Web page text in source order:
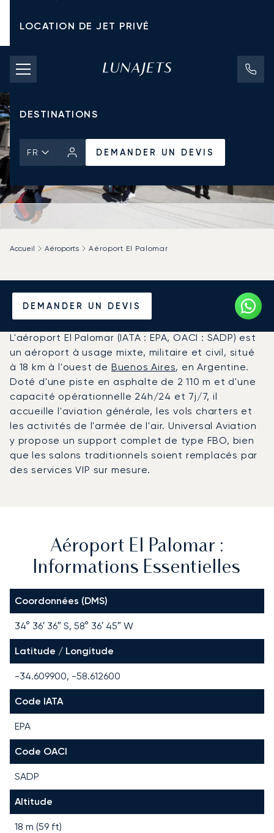
LOCATION DE JET PRIVÉ
TARIFS D'AFFRÈTEMENT
JETS PRIVÉS
DESTINATIONS
FR DEMANDER UN DEVIS
DEMANDER UN DEVIS
Accueil Aéroports Aéroport El Palomar
Louer un Jet Privé de/vers
l'Aéroport El Palomar
L'aéroport El Palomar (IATA : EPA, OACI : SADP) est
un aéroport à usage mixte, militaire et civil, situé
à 18 km à l'ouest de Buenos Aires, en Argentine.
Doté d'une piste en asphalte de 2 110 m et d'une
capacité opérationnelle 24h/24 et 7j/7, il
accueille l'aviation générale, les vols charters et
les activités de l'armée de l'air. Universal Aviation
y propose un support complet de type FBO, bien
que les salons traditionnels soient remplacés par
des services VIP sur mesure.
Aéroport El Palomar :
Informations Essentielles
Coordonnées (DMS)
34° 36′ 36″ S, 58° 36′ 45″ W
Latitude / Longitude
-34.609900, -58.612600
Code IATA
EPA
Code OACI
SADP
Altitude
18 m (59 ft)